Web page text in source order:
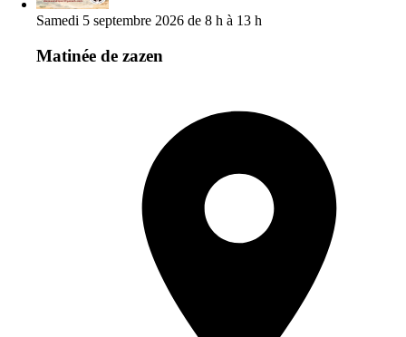
Samedi 5 septembre 2026 de 8 h à 13 h
Matinée de zazen